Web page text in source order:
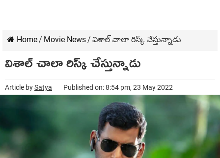
Home/ Movie News/ విశాల్ చాలా రిస్క్ చేస్తున్నాడు
విశాల్ చాలా రిస్క్ చేస్తున్నాడు
Article bySatya Published on: 8:54 pm, 23 May 2022